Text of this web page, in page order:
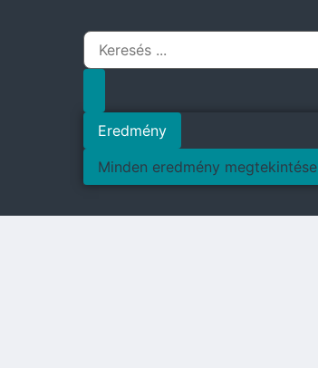
Eredmény
Minden eredmény megtekintése